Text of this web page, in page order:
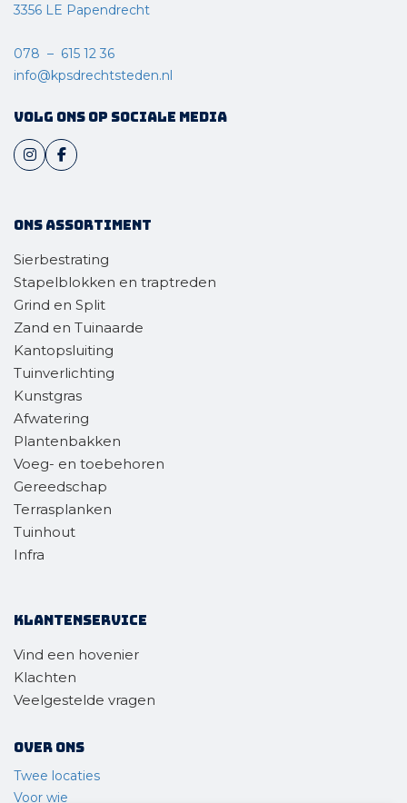
3356 LE Papendrecht
078 – 615 12 36
info@kpsdrechtsteden.nl
Volg ons op sociale media
Ons assortiment
Sierbestrating
Stapelblokken en traptreden
Grind en Split
Zand en Tuinaarde
Kantopsluiting
Tuinverlichting
Kunstgras
Afwatering
Plantenbakken
Voeg- en toebehoren
Gereedschap
Terrasplanken
Tuinhout
Infra
Klantenservice
Vind een hovenier
Klachten
Veelgestelde vragen
Over ons
Twee locaties
Voor wie